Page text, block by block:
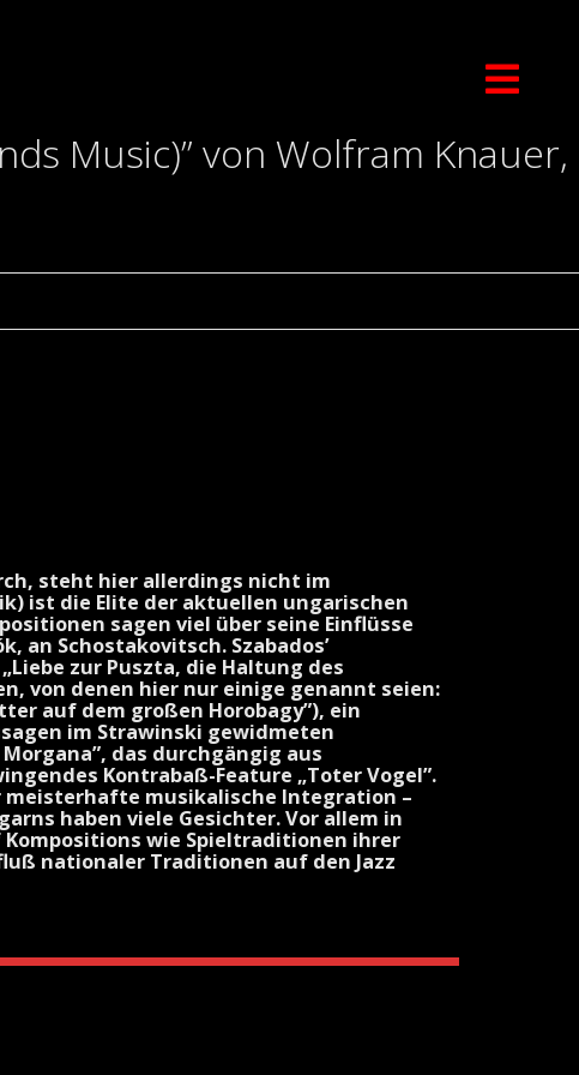
Music)” von Wolfram Knauer,
steht hier allerdings nicht im
ist die Elite der aktuellen ungarischen
sagen viel über seine Einflüsse
an Schostakovitsch. Szabados’
zur Puszta, die Haltung des
von denen hier nur einige genannt seien:
auf dem großen Horobagy”), ein
im Strawinski gewidmeten
das durchgängig aus
Kontrabaß-Feature „Toter Vogel”.
meisterhafte musikalische Integration –
haben viele Gesichter. Vor allem in
wie Spieltraditionen ihrer
nationaler Traditionen auf den Jazz